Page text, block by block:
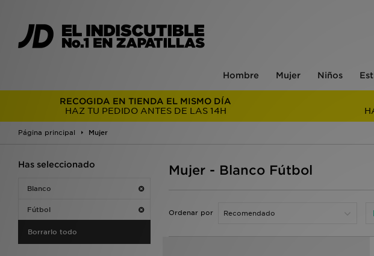
Hombre Mujer Niños
RECOGIDA EN TIENDA EL MISMO DÍA
HAZ TU PEDIDO ANTES DE LAS 14H
Página principal Mujer
Has seleccionado
Blanco
Fútbol
Borrarlo todo
Mujer - Blanco Fútbol
Ordenar por